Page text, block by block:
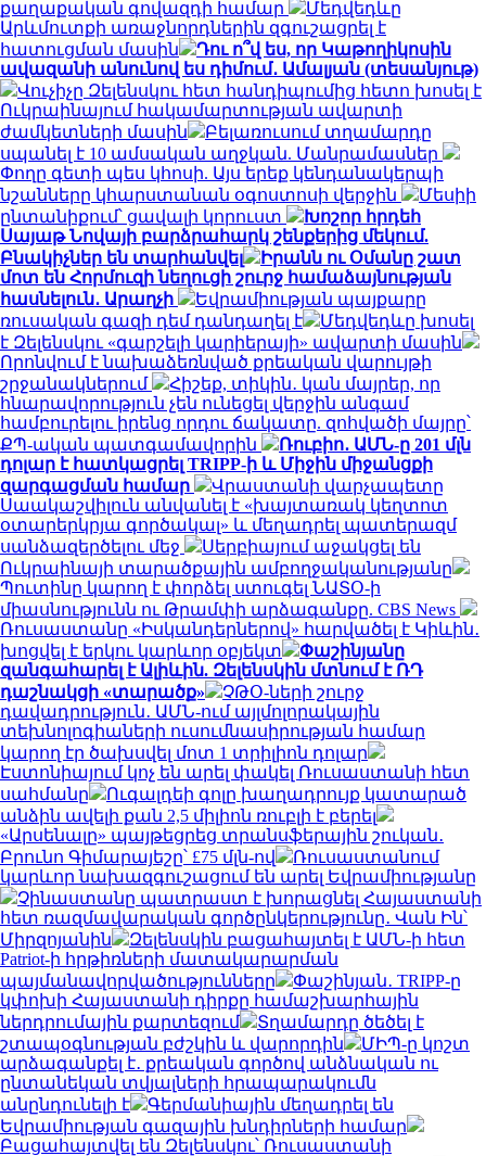
քաղաքական գովազդի համար
Մեդվեդևը
Արևմուտքի առաջնորդներին զգուշացրել է
հատուցման մասին
Դու ո՞վ ես, որ Կաթողիկոսին
ավազանի անունով ես դիմում․ Ամալյան (տեսանյութ)
Վուչիչը Զելենսկու հետ հանդիպումից հետո խոսել է
Ուկրաինայում հակամարտության ավարտի
ժամկետների մասին
Բելառուսում տղամարդը
սպանել է 10 ամսական աղջկան. Մանրամասներ
Փողը գետի պես կհոսի. Այս երեք կենդանակերպի
նշանները կհարստանան օգոստոսի վերջին
Մեսիի
ընտանիքում՝ ցավալի կորուստ
Խոշոր հրդեհ
Սայաթ Նովայի բարձրահարկ շենքերից մեկում.
Բնակիչներ են տարհանվել
Իրանն ու Օմանը շատ
մոտ են Հորմուզի նեղուցի շուրջ համաձայնության
հասնելուն․ Արաղչի
Եվրամիության պայքարը
ռուսական գազի դեմ դանդաղել է
Մեդվեդևը խոսել
է Զելենսկու «գարշելի կարիերայի» ավարտի մասին
Որոնվում է նախաձեռնված քրեական վարույթի
շրջանակներում
Հիշեք, տիկին․ կան մայրեր, որ
հնարավորություն չեն ունեցել վերջին անգամ
համբուրելու իրենց որդու ճակատը. զոհվածի մայրը՝
ՔՊ-ական պատգամավորին
Ռուբիո․ ԱՄՆ-ը 201 մլն
դոլար է հատկացրել TRIPP-ի և Միջին միջանցքի
զարգացման համար
Վրաստանի վարչապետը
Սաակաշվիլուն անվանել է «խայտառակ կեղտոտ
օտարերկրյա գործակալ» և մեղադրել պատերազմ
սանձազերծելու մեջ
Սերբիայում աջակցել են
Ուկրաինայի տարածքային ամբողջականությանը
Պուտինը կարող է փորձել ստուգել ՆԱՏՕ-ի
միասնությունն ու Թրամփի արձագանքը. CBS News
Ռուսաստանը «Իսկանդերներով» հարվածել է Կիևին․
խոցվել է երկու կարևոր օբյեկտ
Փաշինյանը
զանգահարել է Ալիևին. Զելենսկին մտնում է ՌԴ
դաշնակցի «տարածք»
ՉԹՕ-ների շուրջ
դավադրություն․ ԱՄՆ-ում այլմոլորակային
տեխնոլոգիաների ուսումնասիրության համար
կարող էր ծախսվել մոտ 1 տրիլիոն դոլար
Էստոնիայում կոչ են արել փակել Ռուսաստանի հետ
սահմանը
Ուգալդեի գոլը խաղադրույք կատարած
անձին ավելի քան 2,5 միլիոն ռուբլի է բերել
«Արսենալը» պայթեցրեց տրանսֆերային շուկան․
Բրունո Գիմարայեշը՝ £75 մլն-ով
Ռուսաստանում
կարևոր նախազգուշացում են արել Եվրամիությանը
Չինաստանը պատրաստ է խորացնել Հայաստանի
հետ ռազմավարական գործընկերությունը․ Վան Ին՝
Միրզոյանին
Զելենսկին բացահայտել է ԱՄՆ-ի հետ
Patriot-ի հրթիռների մատակարարման
պայմանավորվածությունները
Փաշինյան․ TRIPP-ը
կփոխի Հայաստանի դիրքը համաշխարհային
ներդրումային քարտեզում
Տղամարդը ծեծել է
շտապօգնության բժշկին և վարորդին
ՄԻՊ-ը կոշտ
արձագանքել է․ քրեական գործով անձնական ու
ընտանեկան տվյալների հրապարակումն
անընդունելի է
Գերմանիային մեղադրել են
Եվրամիության գազային խնդիրների համար
Բացահայտվել են Զելենսկու՝ Ռուսաստանի